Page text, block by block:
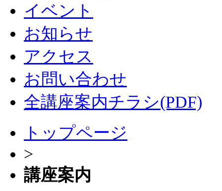
イベント
お知らせ
アクセス
お問い合わせ
全講座案内チラシ(PDF)
トップページ
>
講座案内